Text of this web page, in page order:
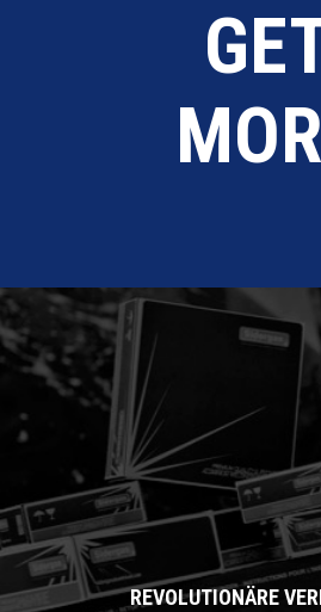
REVOLUTIONÄRE